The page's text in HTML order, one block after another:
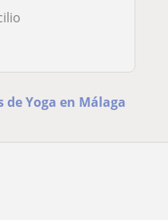
de Yoga en Málaga